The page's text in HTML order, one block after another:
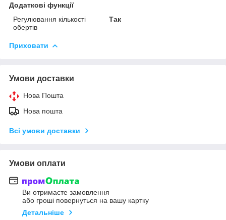
Додаткові функції
Регулювання кількості
обертів
Так
Приховати
Умови доставки
Нова Пошта
Нова пошта
Всі умови доставки
Умови оплати
Ви отримаєте замовлення
або гроші повернуться на вашу картку
Детальніше